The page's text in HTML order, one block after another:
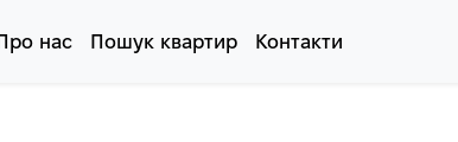
нас Пошук квартир Контакти